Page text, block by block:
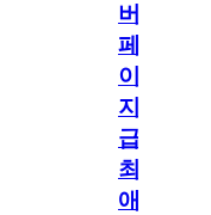
버
페
이
지
급!
최
애